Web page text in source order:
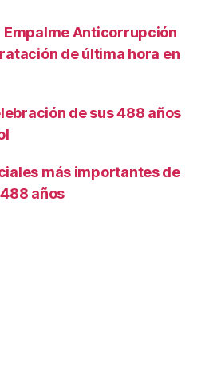
Anticorrupción
de última hora en
de sus 488 años
más importantes de
años